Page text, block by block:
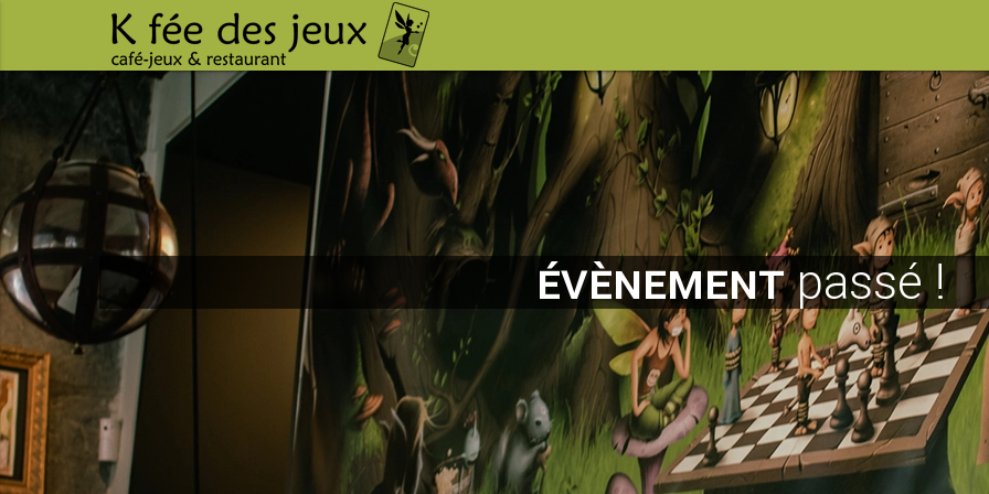
évènementpassé !